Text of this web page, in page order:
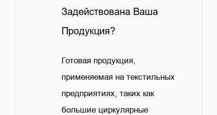
Задействована Ваша
Продукция?
Готовая продукция,
применяемая на текстильных
предприятиях, таких как
большие циркулярные